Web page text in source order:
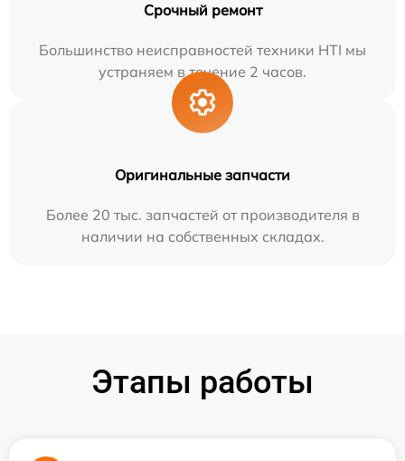
Срочный ремонт
Большинство неисправностей техники HTI мы
устраняем в течение 2 часов.
Оригинальные запчасти
Более 20 тыс. запчастей от производителя в
наличии на собственных складах.
Этапы работы